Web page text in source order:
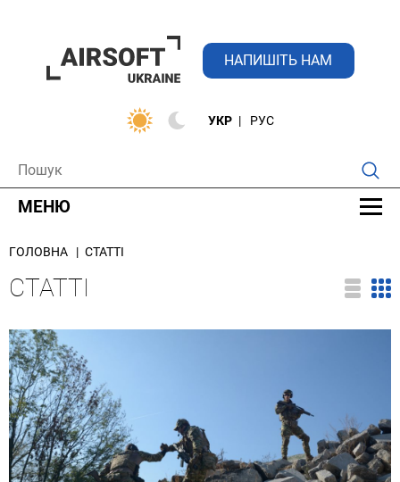
МЕНЮ
НАПИШІТЬ НАМ
УКР РУС
ГОЛОВНА СТАТТІ
СТАТТІ